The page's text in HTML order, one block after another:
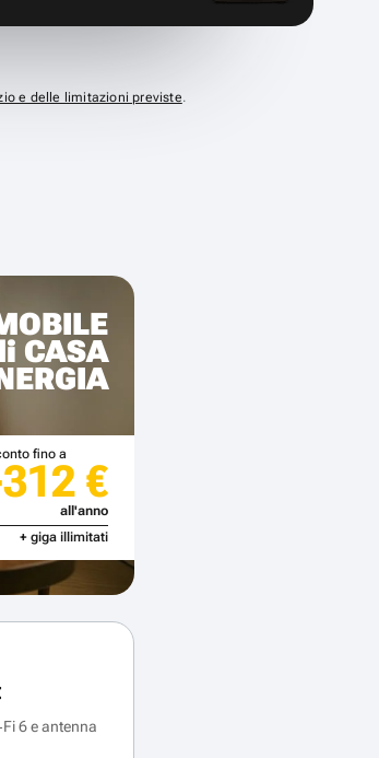
e delle limitazioni previste.
CASA
fino a
€
all'anno
+ giga illimitati
6 e antenna